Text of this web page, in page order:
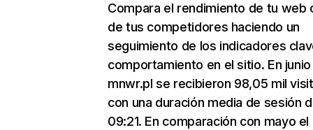
Compara el rendimiento de tu web
de tus competidores haciendo un
seguimiento de los indicadores
comportamiento en el sitio. En junio
mnwr.pl se recibieron 98,05 mil
con una duración media de sesión
09:21. En comparación con mayo el